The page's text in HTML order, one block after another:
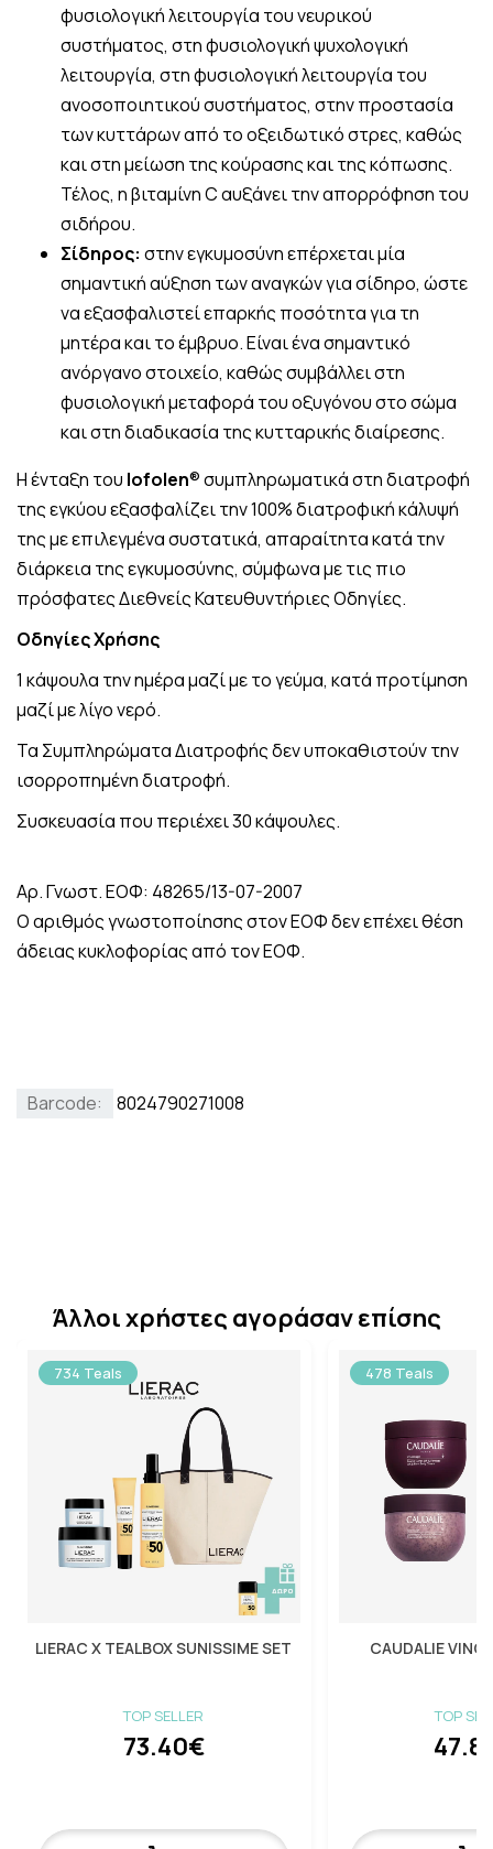
φυσιολογική λειτουργία του νευρικού
συστήματος, στη φυσιολογική ψυχολογική
λειτουργία, στη φυσιολογική λειτουργία του
ανοσοποιητικού συστήματος, στην προστασία
των κυττάρων από το οξειδωτικό στρες, καθώς
και στη μείωση της κούρασης και της κόπωσης.
Τέλος, η βιταμίνη C αυξάνει την απορρόφηση του
σιδήρου.
Σίδηρος: στην εγκυμοσύνη επέρχεται μία
σημαντική αύξηση των αναγκών για σίδηρο, ώστε
να εξασφαλιστεί επαρκής ποσότητα για τη
μητέρα και το έμβρυο. Είναι ένα σημαντικό
ανόργανο στοιχείο, καθώς συμβάλλει στη
φυσιολογική μεταφορά του οξυγόνου στο σώμα
και στη διαδικασία της κυτταρικής διαίρεσης.
Η ένταξη του Iofolen® συμπληρωματικά στη διατροφή
της εγκύου εξασφαλίζει την 100% διατροφική κάλυψή
της με επιλεγμένα συστατικά, απαραίτητα κατά την
διάρκεια της εγκυμοσύνης, σύμφωνα με τις πιο
πρόσφατες Διεθνείς Κατευθυντήριες Οδηγίες.
Οδηγίες Χρήσης
1 κάψουλα την ημέρα μαζί με το γεύμα, κατά προτίμηση
μαζί με λίγο νερό.
Τα Συμπληρώματα Διατροφής δεν υποκαθιστούν την
ισορροπημένη διατροφή.
Συσκευασία που περιέχει 30 κάψουλες.
Αρ. Γνωστ. ΕΟΦ: 48265/13-07-2007
Ο αριθμός γνωστοποίησης στον ΕΟΦ δεν επέχει θέση
άδειας κυκλοφορίας από τον ΕΟΦ.
Barcode: 8024790271008
Άλλοι χρήστες αγοράσαν επίσης
734 Teals
LIERAC X TEALBOX SUNISSIME SET
TOP SELLER
73.40€
478 Teals
CAUDALIE
TOP